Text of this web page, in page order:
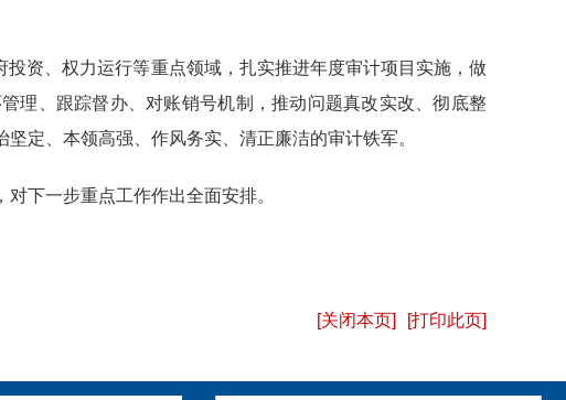
资、权力运行等重点领域，扎实推进年度审计项目实施，做
理、跟踪督办、对账销号机制，推动问题真改实改、彻底整
定、本领高强、作风务实、清正廉洁的审计铁军。
下一步重点工作作出全面安排。
[打印此页]
[关闭本页]